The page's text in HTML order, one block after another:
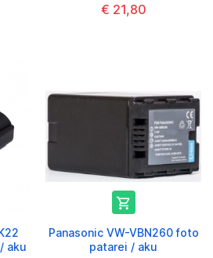
€ 21,80
aku

Panasonic VW-VBN260 foto
patarei / aku